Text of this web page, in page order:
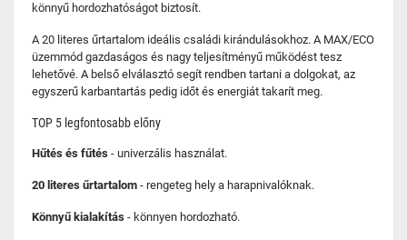
könnyű hordozhatóságot biztosít.
A 20 literes űrtartalom ideális családi kirándulásokhoz. A MAX/ECO
üzemmód gazdaságos és nagy teljesítményű működést tesz
lehetővé. A belső elválasztó segít rendben tartani a dolgokat, az
egyszerű karbantartás pedig időt és energiát takarít meg.
TOP 5 legfontosabb előny
Hűtés és fűtés - univerzális használat.
20 literes űrtartalom - rengeteg hely a harapnivalóknak.
Könnyű kialakítás - könnyen hordozható.